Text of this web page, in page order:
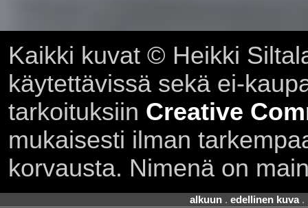
Kaikki kuvat © Heikki
käytettävissä sekä ei-
tarkoituksiin Creative
mukaisesti ilman
korvausta. Nimenä on
alkuun. edellinen kuva.